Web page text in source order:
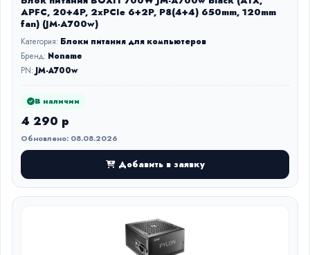
APFC, 20+4P, 2xPCIe 6+2P, P8(4+4) 650mm, 120mm
fan) (JM-A700w)
Категория: Блоки питания для компьютеров
Бренд: Noname
PN: JM-A700w
В наличии
4 290 р
Обновлено: 08.08.2026
Добавить в заявку